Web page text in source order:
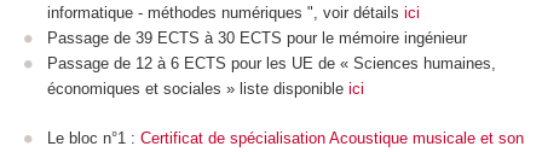
informatique - méthodes numériques ", voir détails ici
Passage de 39 ECTS à 30 ECTS pour le mémoire ingénieur
Passage de 12 à 6 ECTS pour les UE de « Sciences humaines,
économiques et sociales » liste disponible ici
Le bloc n°1 : Certificat de spécialisation Acoustique musicale et son